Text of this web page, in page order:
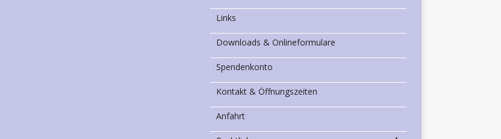
Links
Downloads & Onlineformulare
Spendenkonto
Kontakt & Öffnungszeiten
Anfahrt